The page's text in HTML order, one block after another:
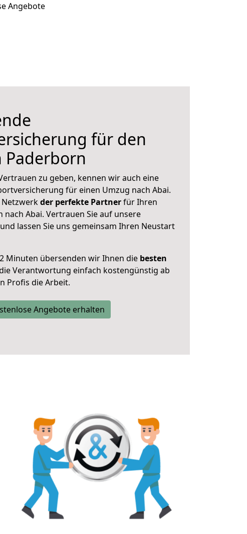
Angebote
für den
Paderborn
zu geben, kennen wir auch eine
für einen Umzug nach Abai.
der perfekte Partnerfür Ihren
nach Abai. Vertrauen Sie auf unsere
lassen Sie uns gemeinsam Ihren Neustart
Minuten übersenden wir Ihnen die besten
die Verantwortung einfach kostengünstig ab
Profis die Arbeit.
Angebote erhalten